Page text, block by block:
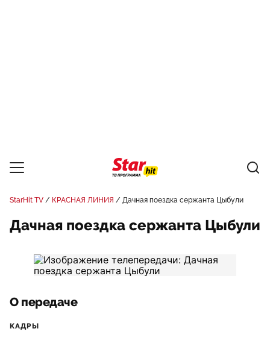
StarHit TV КРАСНАЯ ЛИНИЯ Дачная поездка сержанта Цыбули
Дачная поездка сержанта Цыбули
О передаче
КАДРЫ